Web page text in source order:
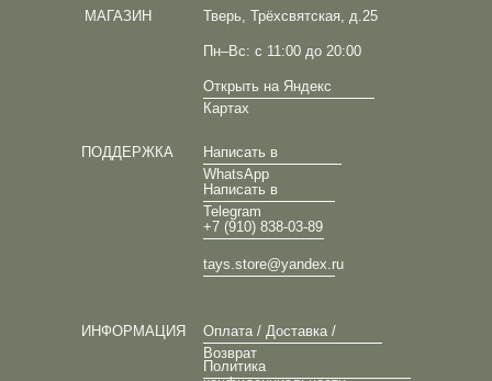
Тверь, Трёхсвятская, д.25
Пн–Вс: с 11:00 до 20:00
Открыть на Яндекс
Картах
МАГАЗИН
ПОДДЕРЖКА
Написать в
WhatsApp
Написать в
Telegram
+7 (910) 838-03-89
tays.store@yandex.ru
ИНФОРМАЦИЯ
Оплата / Доставка /
Возврат
Политика